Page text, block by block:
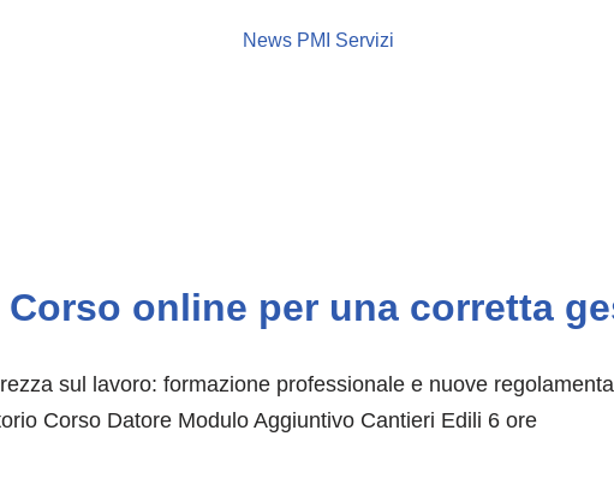
News PMI Servizi
Corso online per una corretta
sul lavoro: formazione professionale e nuove
Corso Datore Modulo Aggiuntivo Cantieri Edili 6 ore